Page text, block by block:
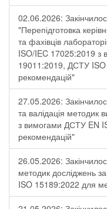
02.06.2026:
"Перепідготовка
та фахівців
ISO/IEC 17025:2019
19011:2019, ДСТУ
рекомендацій"
27.05.2026:
та валідація методик
з вимогами ДСТУ EN
рекомендацій"
26.05.2026:
методик досліджень
ISO 15189:2022 для